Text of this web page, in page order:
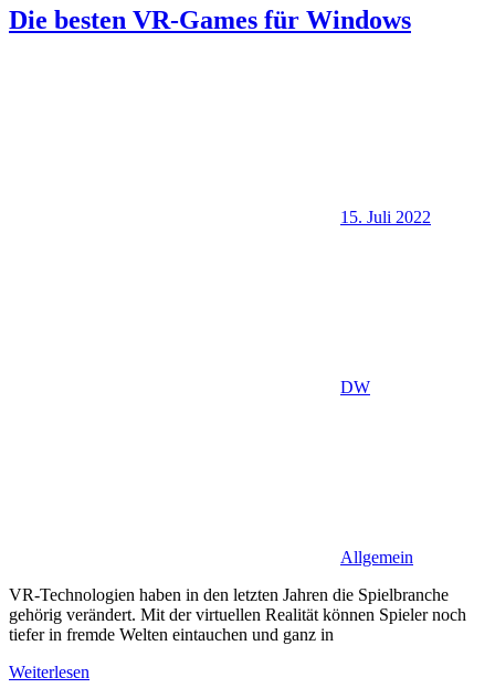
Die besten VR-Games für Windows
15. Juli 2022
DW
Allgemein
VR-Technologien haben in den letzten Jahren die Spielbranche
gehörig verändert. Mit der virtuellen Realität können Spieler noch
tiefer in fremde Welten eintauchen und ganz in
Weiterlesen